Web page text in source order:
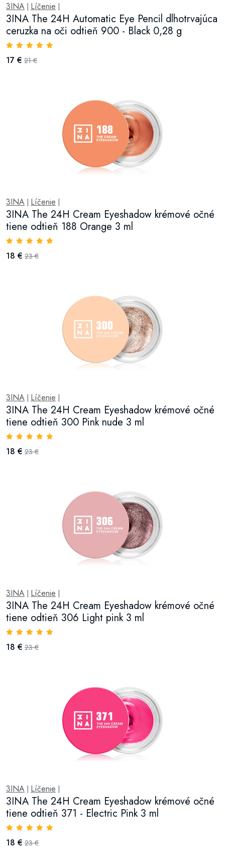
3INA Líčenie
3INA The 24H Automatic Eye Pencil dlhotrvajúca
ceruzka na oči odtieň 900 - Black 0,28 g
17 € 21 €
3INA Líčenie
3INA The 24H Cream Eyeshadow krémové očné
tiene odtieň 188 Orange 3 ml
18 € 23 €
3INA Líčenie
3INA The 24H Cream Eyeshadow krémové očné
tiene odtieň 300 Pink nude 3 ml
18 € 23 €
3INA Líčenie
3INA The 24H Cream Eyeshadow krémové očné
tiene odtieň 306 Light pink 3 ml
18 € 23 €
3INA Líčenie
3INA The 24H Cream Eyeshadow krémové očné
tiene odtieň 371 - Electric Pink 3 ml
18 € 23 €